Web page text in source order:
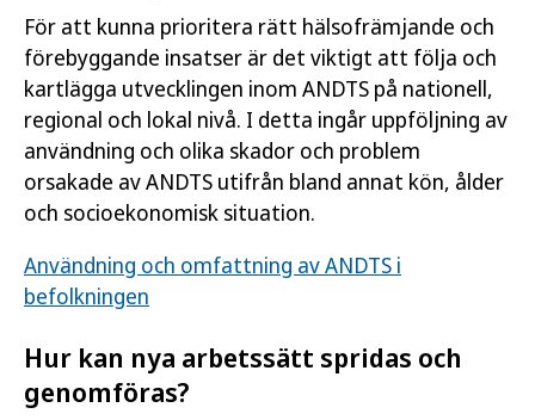
För att kunna prioritera rätt hälsofrämjande och
förebyggande insatser är det viktigt att följa och
kartlägga utvecklingen inom ANDTS på nationell,
regional och lokal nivå. I detta ingår uppföljning av
användning och olika skador och problem
orsakade av ANDTS utifrån bland annat kön, ålder
och socioekonomisk situation.
Användning och omfattning av ANDTS i
befolkningen
Hur kan nya arbetssätt spridas och
genomföras?